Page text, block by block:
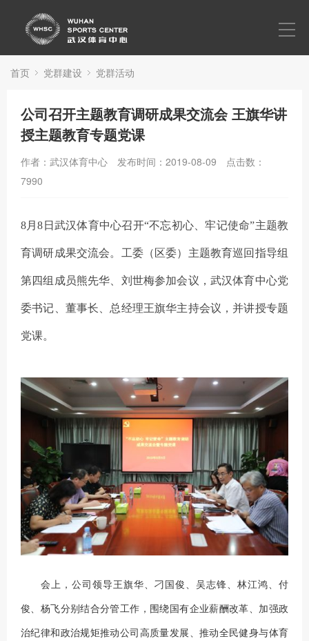
走进武体
党群建设
演出赛事
文化活动
首页 党群建设 党群活动
公司召开主题教育调研成果交流会 王旗华讲
授主题教育专题党课
作者：武汉体育中心 发布时间：2019-08-09
点击数：
7990
8月8 日武汉体育中心召开“不忘初心、牢记使命”主题教
育调研成果交流会。工委（区委）主题教育巡回指导组
第四组成员熊先华、刘世梅参加会议，武汉体育中心党
委书记、董事长、总经理王旗华主持会议，并讲授专题
党课。
会上，公司领导王旗华、刁国俊、吴志锋、林江鸿、付
俊、杨飞分别结合分管工作，围绕国有企业薪酬改革、加强政
治纪律和政治规矩推动公司高质量发展、推动全民健身与体育